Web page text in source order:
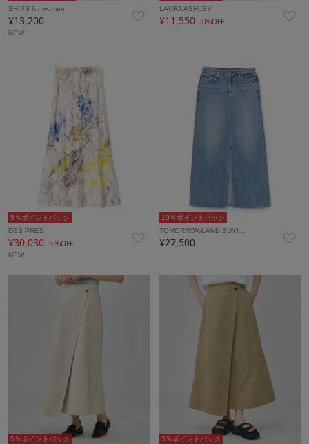
SHIPS for women
¥13,200
NEW
LAURA ASHLEY
¥11,55030%OFF
5％ポイントバック
DES PRES
¥30,030 30%OFF
NEW
10％ポイントバック
TOMORROWLAND BUYI…
¥27,500
5％ポイントバック
5％ポイントバック